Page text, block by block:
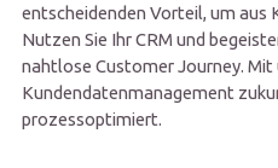
entscheidenden Vorteil, um aus
Nutzen Sie Ihr CRM und
nahtlose Customer Journey. Mit
Kundendatenmanagement
prozessoptimiert.